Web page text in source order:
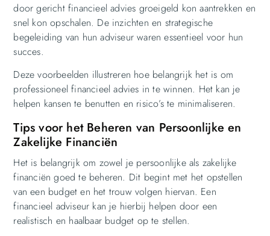
door gericht financieel advies groeigeld kon aantrekken en
snel kon opschalen. De inzichten en strategische
begeleiding van hun adviseur waren essentieel voor hun
succes.
Deze voorbeelden illustreren hoe belangrijk het is om
professioneel financieel advies in te winnen. Het kan je
helpen kansen te benutten en risico’s te minimaliseren.
Tips voor het Beheren van Persoonlijke en
Zakelijke Financiën
Het is belangrijk om zowel je persoonlijke als zakelijke
financiën goed te beheren. Dit begint met het opstellen
van een budget en het trouw volgen hiervan. Een
financieel adviseur kan je hierbij helpen door een
realistisch en haalbaar budget op te stellen.